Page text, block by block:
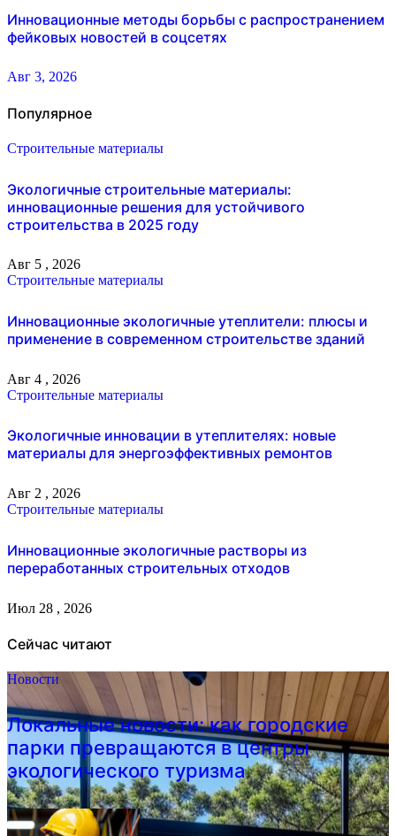
Инновационные методы борьбы с распространением
фейковых новостей в соцсетях
Авг 3, 2026
Популярное
Строительные материалы
Экологичные строительные материалы:
инновационные решения для устойчивого
строительства в 2025 году
Авг 5 , 2026
Строительные материалы
Инновационные экологичные утеплители: плюсы и
применение в современном строительстве зданий
Авг 4 , 2026
Строительные материалы
Экологичные инновации в утеплителях: новые
материалы для энергоэффективных ремонтов
Авг 2 , 2026
Строительные материалы
Инновационные экологичные растворы из
переработанных строительных отходов
Июл 28 , 2026
Сейчас читают
Новости
Локальные новости: как городские
парки превращаются в центры
экологического туризма